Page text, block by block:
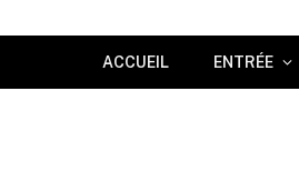
ACCUEIL ENTRÉE